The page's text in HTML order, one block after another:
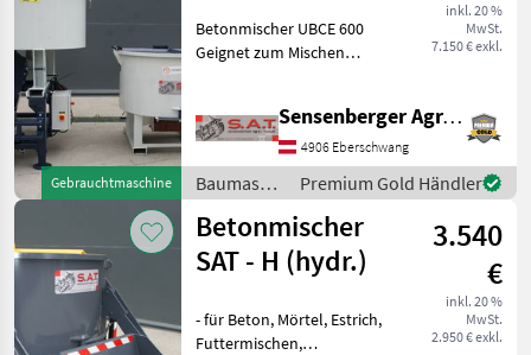
anzeigen
MARKTPLATZ
Marktplatz Händlerangebote Kleinanzeigen
Gebrauchtmaschine
inkl. 20 %
MwSt.
7.150 € exkl.
Betonmischer UBCE 600
Geignet zum Mischen
- Soft Start System -
Motorleistung 11 KW
Siemens - Volumen 60
Sensenberger Agrar-Technik
4906 Eberschwang
Baumaschinen
/ SAT
Premium Gold Händler
Betonmischer
SAT - H (hydr.)
3.540
€
inkl. 20 %
MwSt.
2.950 € exkl.
- für Beton, Mörtel, Estrich,
Futtermischen,